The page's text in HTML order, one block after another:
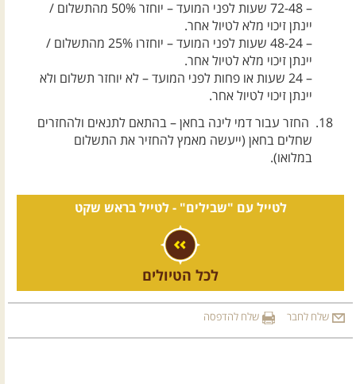
– 72-48 שעות לפני המועד – יוחזר 50% מהתשלום /
יינתן זיכוי מלא לטיול אחר.
– 48-24 שעות לפני המועד – יוחזרו 25% מהתשלום /
יינתן זיכוי מלא לטיול אחר.
– 24 שעות או פחות לפני המועד – לא יוחזר תשלום ולא
יינתן זיכוי לטיול אחר.
החזר עבור דמי לינה בחאן – בהתאם לתנאים ולהחזרים
שחלים בחאן (ייעשה מאמץ להחזיר את התשלום
במלואו).
לטייל עם "שבילים" -לטייל בראש שקט
לכל הטיולים
שלח לחבר שלח להדפסה